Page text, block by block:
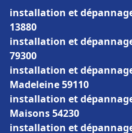
installation et
13880
installation et
79300
installation et
Madeleine 59110
installation et
Maisons 54230
installation et